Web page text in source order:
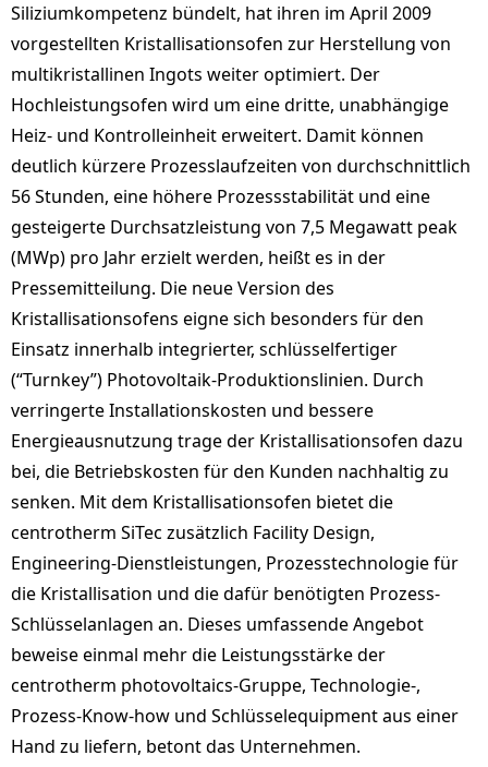
Siliziumkompetenz bündelt, hat ihren im April 2009
vorgestellten Kristallisationsofen zur Herstellung von
multikristallinen Ingots weiter optimiert. Der
Hochleistungsofen wird um eine dritte, unabhängige
Heiz- und Kontrolleinheit erweitert. Damit können
deutlich kürzere Prozesslaufzeiten von durchschnittlich
56 Stunden, eine höhere Prozessstabilität und eine
gesteigerte Durchsatzleistung von 7,5 Megawatt peak
(MWp) pro Jahr erzielt werden, heißt es in der
Pressemitteilung. Die neue Version des
Kristallisationsofens eigne sich besonders für den
Einsatz innerhalb integrierter, schlüsselfertiger
(“Turnkey”) Photovoltaik-Produktionslinien. Durch
verringerte Installationskosten und bessere
Energieausnutzung trage der Kristallisationsofen dazu
bei, die Betriebskosten für den Kunden nachhaltig zu
senken. Mit dem Kristallisationsofen bietet die
centrotherm SiTec zusätzlich Facility Design,
Engineering-Dienstleistungen, Prozesstechnologie für
die Kristallisation und die dafür benötigten Prozess-
Schlüsselanlagen an. Dieses umfassende Angebot
beweise einmal mehr die Leistungsstärke der
centrotherm photovoltaics-Gruppe, Technologie-,
Prozess-Know-how und Schlüsselequipment aus einer
Hand zu liefern, betont das Unternehmen.